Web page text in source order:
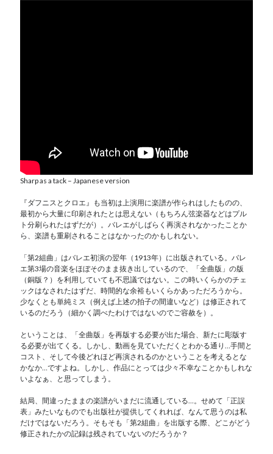
Sharp as a tack – Japanese version
『ダフニスとクロエ』も当初は上演用に楽譜が作られはしたものの、
最初から大量に印刷されたとは思えない（もちろん弦楽器などはプル
ト分刷られたはずだが）。バレエがしばらく再演されなかったことか
ら、楽譜も重刷されることはなかったのかもしれない。
「第2組曲」はバレエ初演の翌年（1913年）に出版されている。バレ
エ第3場の音楽をほぼそのまま抜き出しているので、「全曲版」の版
（銅版？）を利用していても不思議ではない。この時いくらかのチェ
ックはなされたはずだ、時間的な余裕もいくらかあっただろうから。
少なくとも単純ミス（例えば上述の拍子の間違いなど）は修正されて
いるのだろう（細かく調べたわけではないのでご容赦を）。
ということは、「全曲版」を再版する必要が出た場合、新たに彫版す
る必要が出てくる。しかし、動画を見ていただくとわかる通り…手間と
コスト、そして今後どれほど再演されるのかということを考えるとな
かなか…ですよね。しかし、作品にとっては少々不幸なことかもしれな
いよなぁ、と思ってしまう。
結局、間違ったままの楽譜がいまだに流通している…。せめて「正誤
表」みたいなものでも出版社が提供してくれれば、なんて思うのは私
だけではないだろう。そもそも「第2組曲」を出版する際、どこがどう
修正されたかの記録は残されていないのだろうか？